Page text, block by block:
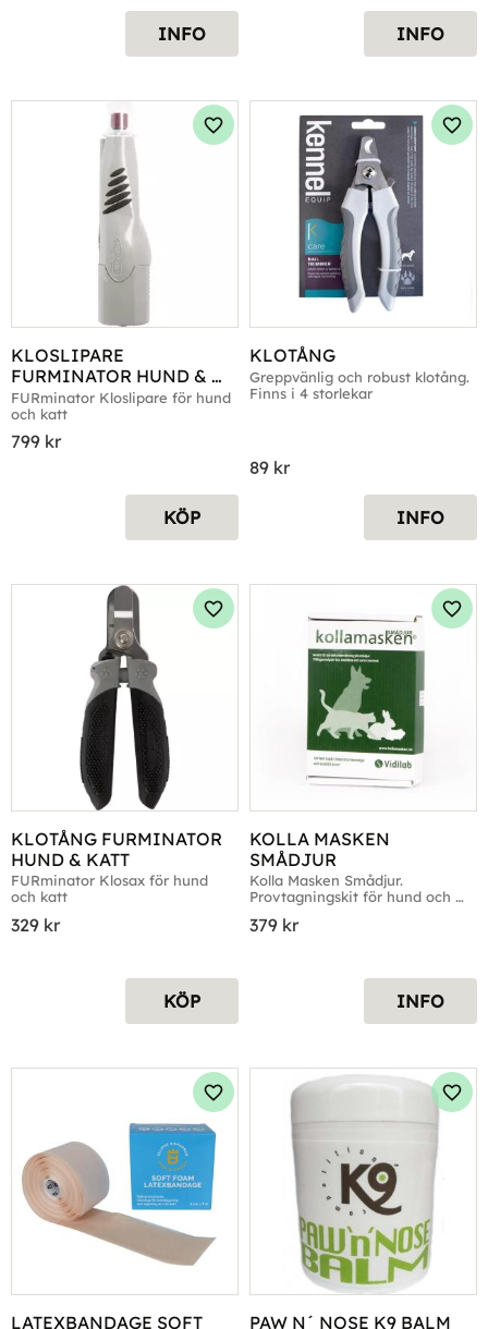
INFO INFO
KLOSLIPARE
FURMINATOR HUND &
KATT
FURminator Kloslipare för hund
och katt
799 kr
Lägg till i favoriter
KÖP
KLOTÅNG
Greppvänlig och robust klotång.
Finns i 4 storlekar
89 kr
INFO
KLOTÅNG FURMINATOR
HUND & KATT
FURminator Klosax för hund
och katt
329 kr
Lägg till i favoriter
KÖP
KOLLA MASKEN
SMÅDJUR
Kolla Masken Smådjur.
Provtagningskit för hund och
379 kr
INFO
LATEXBANDAGE SOFT
Lägg till i favoriter
PAW N´ NOSE K9 BALM